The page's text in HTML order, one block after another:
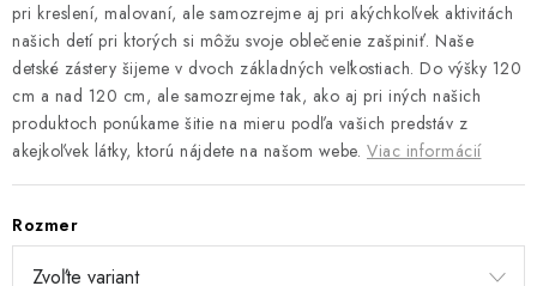
pri kreslení, malovaní, ale samozrejme aj pri akýchkoľvek aktivitách
našich detí pri ktorých si môžu svoje oblečenie zašpiniť. Naše
detské zástery šijeme v dvoch základných veľkostiach. Do výšky 120
cm a nad 120 cm, ale samozrejme tak, ako aj pri iných našich
produktoch ponúkame šitie na mieru podľa vašich predstáv z
akejkoľvek látky, ktorú nájdete na našom webe. Viac informácií
Rozmer